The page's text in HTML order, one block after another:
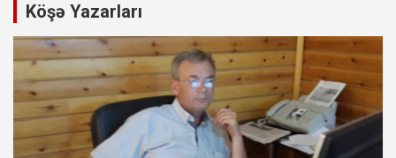
Köşə Yazarları